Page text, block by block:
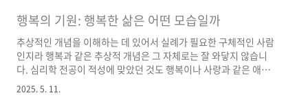
분의 경우, 눈에는 보이지 않는(그러나 마음으로는 느낄 수 있는) 어
율이 나쁜 행위를 통해서만이 획득할 수 있는 것이다. 비록 공허한
행위가 있었다고 해도, 그것은 결코 어리석은 행위는 아닐 것이다.
나는 그렇게 생각한다. 실감으로써, 그리고..
행복의 기원: 행복한 삶은 어떤 모습일까
추상적인 개념을 이해하는 데 있어서 실례가 필요한 구체적인 사람
인지라 행복과 같은 추상적 개념은 그 자체로는 잘 와닿지 않습니
다. 심리학 전공이 적성에 맞았던 것도 행복이나 사랑과 같은 애매
모호한 추상적 개념을 조작적 정의를 통해 구체화하는 것이 필수였
기 때문입니다. 이 책은 행복을 추상적 개념이 아니라 진화적 관점
2025. 5. 11.